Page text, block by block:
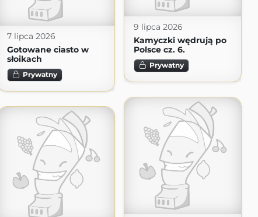
9 lipca 2026
Kamyczki wędrują po
Polsce cz. 6.
Prywatny
7 lipca 2026
Gotowane ciasto w
słoikach
Prywatny